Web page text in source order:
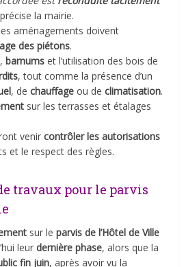
la mairie.
aménagements doivent
des piétons.
barnumset l’utilisation des bois de
, tout comme la présence d’un
, dechauffageou declimatisation.
sur les terrasses et étalages
venircontrôler les autorisations
et le respect des règles.
travaux pour le parvis
sur leparvis de l’Hôtel de Ville
leurdernière phase, alors que la
fin juin, après avoir vu la